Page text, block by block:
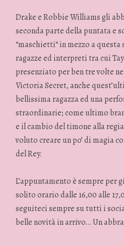
Drake e Robbie Williams gli
seconda parte della puntata e
“maschietti“ in mezzo a
ragazze ed interpreti tra cui
presenziato per ben tre volte
Victoria Secret, anche
bellissima ragazza ed una
straordinarie; come ultimo
e il cambio del timone alla
voluto creare un po’ di magia
del Rey.
L’appuntamento è sempre per
solito orario dalle 16,00 alle
seguiteci sempre su tutti i
belle novità in arrivo… Un